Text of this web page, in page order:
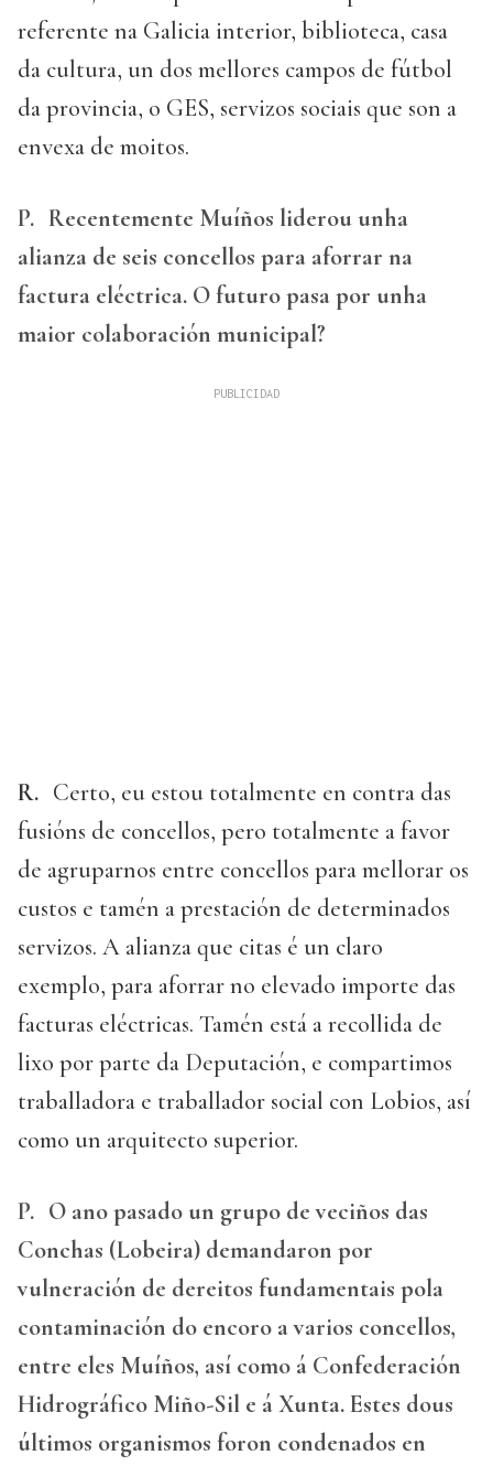
referente na Galicia interior, biblioteca, casa
da cultura, un dos mellores campos de fútbol
da provincia, o GES, servizos sociais que son a
envexa de moitos.
P. Recentemente Muíños liderou unha
alianza de seis concellos para aforrar na
factura eléctrica. O futuro pasa por unha
maior colaboración municipal?
R. Certo, eu estou totalmente en contra das
fusións de concellos, pero totalmente a favor
de agruparnos entre concellos para mellorar os
custos e tamén a prestación de determinados
servizos. A alianza que citas é un claro
exemplo, para aforrar no elevado importe das
facturas eléctricas. Tamén está a recollida de
lixo por parte da Deputación, e compartimos
traballadora e traballador social con Lobios, así
como un arquitecto superior.
P. O ano pasado un grupo de veciños das
Conchas (Lobeira) demandaron por
vulneración de dereitos fundamentais pola
contaminación do encoro a varios concellos,
entre eles Muíños, así como á Confederación
Hidrográfico Miño-Sil e á Xunta. Estes dous
últimos organismos foron condenados en